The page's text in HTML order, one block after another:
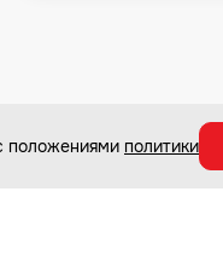
положениями политики